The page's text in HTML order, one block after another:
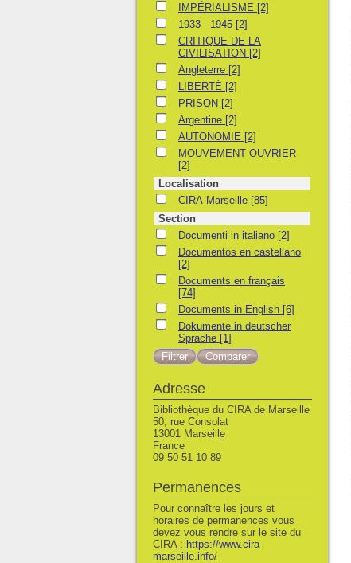
IMPÉRIALISME
IMPÉRIALISME [2]
1933 - 1945
1933 - 1945 [2]
CRITIQUE DE LA CIVILISATION
CRITIQUE DE LA
CIVILISATION [2]
AngleterreAngleterre [2]
LIBERTÉLIBERTÉ [2]
PRISONPRISON [2]
ArgentineArgentine [2]
AUTONOMIE
AUTONOMIE [2]
MOUVEMENT OUVRIER
MOUVEMENT OUVRIER
[2]
Localisation
CIRA-Marseille
CIRA-Marseille [85]
Section
Documenti in italiano
Documenti in italiano [2]
Documentos en castellano
Documentos en castellano
[2]
Documents en français
Documents en français
[74]
Documents in English
Documents in English [6]
Dokumente in deutscher Sprache
Dokumente in deutscher
Sprache [1]
Adresse
Bibliothèque du CIRA de Marseille
50, rue Consolat
13001 Marseille
France
09 50 51 10 89
Permanences
Pour connaître les jours et
horaires de permanences vous
devez vous rendre sur le site du
CIRA : https://www.cira-
marseille.info/